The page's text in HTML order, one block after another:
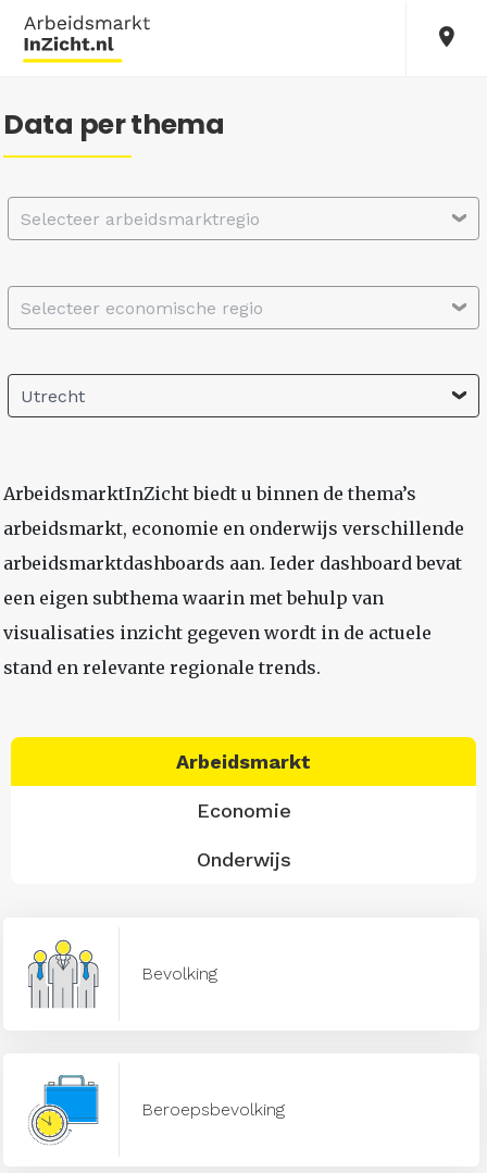
Data per thema
Selecteer arbeidsmarktregio
Selecteer economische regio
Utrecht
ArbeidsmarktInZicht biedt u binnen de thema’s
arbeidsmarkt, economie en onderwijs verschillende
arbeidsmarktdashboards aan. Ieder dashboard bevat
een eigen subthema waarin met behulp van
visualisaties inzicht gegeven wordt in de actuele
stand en relevante regionale trends.
Arbeidsmarkt
Economie
Onderwijs
Bevolking
Beroepsbevolking